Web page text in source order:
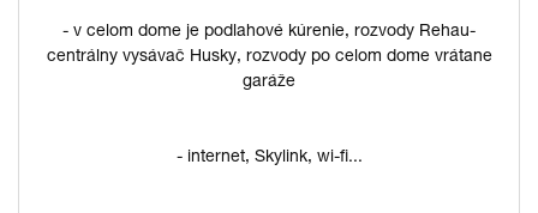
- v celom dome je podlahové kúrenie, rozvody Rehau-
centrálny vysávač Husky, rozvody po celom dome vrátane
garáže
- internet, Skylink, wi-fi...